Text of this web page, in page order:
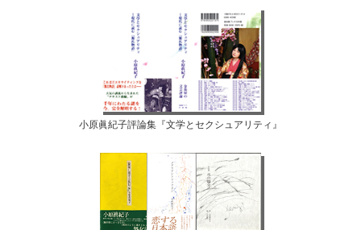
小原眞紀子評論集『文学とセクシュアリティ』